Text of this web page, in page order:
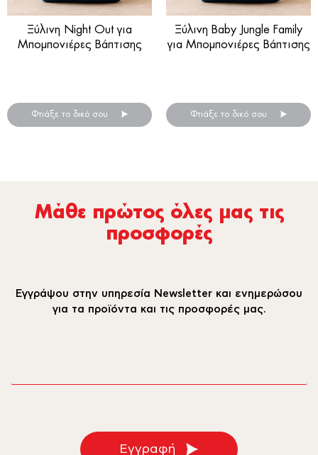
Ξύλινη Night Out για
Μπομπονιέρες Βάπτισης
Φτιάξε το δικό σου
Ξύλινη Baby Jungle Family
για Μπομπονιέρες Βάπτισης
Φτιάξε το δικό σου
Μάθε πρώτος όλες µας τις
προσφορές
Εγγράψου στην υπηρεσία Newsletter και ενημερώσου
για τα προϊόντα και τις προσφορές μας.
Εγγραφή